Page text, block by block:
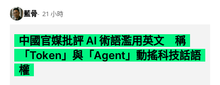
藍骨 21 小時
中國官媒批評 AI 術語濫用英文 稱
「Token」與「Agent」動搖科技話語
權